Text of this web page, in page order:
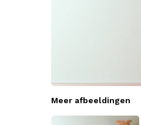
Meer afbeeldingen